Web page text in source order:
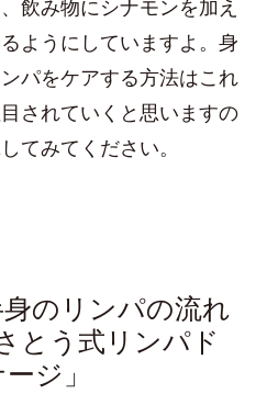
飲み物にシナモンを加え
ようにしていますよ。身
パをケアする方法はこれ
されていくと思いますの
てみてください。
のリンパの流れ
とう式リンパド
ジ」